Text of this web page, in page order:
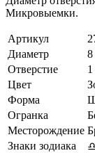
Микровыемки.
Артикул
Диаметр
Отверстие
Цвет
Форма
Огранка
Месторождение
Знаки зодиака